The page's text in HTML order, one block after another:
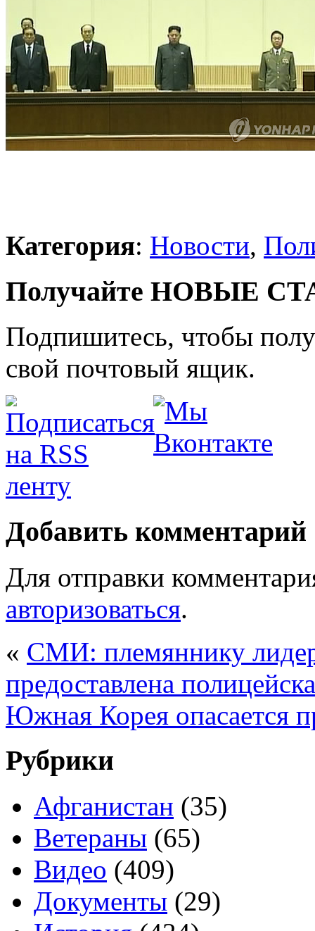
Категория: Новости,
Получайте НОВЫЕ
Подпишитесь, чтобы
свой почтовый ящик.
Добавить комментарий
Для отправки
авторизоваться.
« СМИ: племяннику
предоставлена
Южная Корея опасается
Рубрики
Афганистан (35)
Ветераны (65)
Видео (409)
Документы (29)